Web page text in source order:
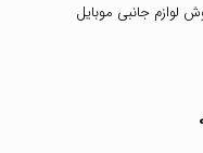
لوازم جانبی موبایل